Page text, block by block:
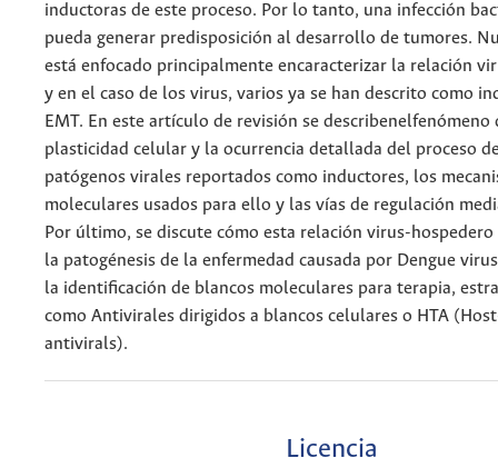
inductoras de este proceso. Por lo tanto, una infección
pueda generar predisposición al desarrollo de tumores.
está enfocado principalmente encaracterizar la relación
y en el caso de los virus, varios ya se han descrito como
EMT. En este artículo de revisión se describenelfenómeno
plasticidad celular y la ocurrencia detallada del proceso
patógenos virales reportados como inductores, los
moleculares usados para ello y las vías de regulación
Por último, se discute cómo esta relación virus-
la patogénesis de la enfermedad causada por Dengue
la identificación de blancos moleculares para terapia,
como Antivirales dirigidos a blancos celulares o HTA
antivirals).
Licencia